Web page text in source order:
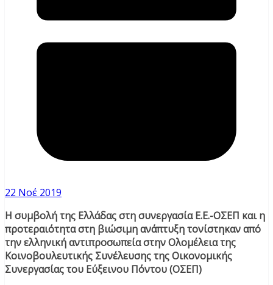
22 Νοέ 2019
Η συμβολή της Ελλάδας στη συνεργασία Ε.Ε.-ΟΣΕΠ και η
προτεραιότητα στη βιώσιμη ανάπτυξη τονίστηκαν από
την ελληνική αντιπροσωπεία στην Ολομέλεια της
Κοινοβουλευτικής Συνέλευσης της Οικονομικής
Συνεργασίας του Εύξεινου Πόντου (ΟΣΕΠ)